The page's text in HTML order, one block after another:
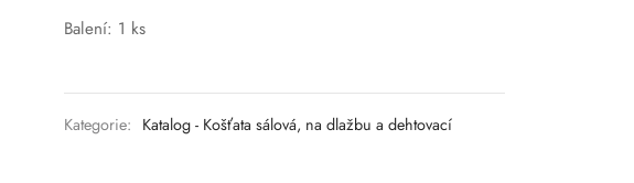
Balení: 1 ks
Kategorie: Katalog - Košťata sálová, na dlažbu a dehtovací